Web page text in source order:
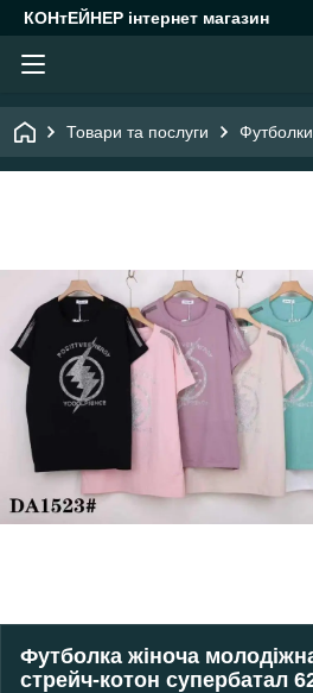
КОНтЕЙНЕР інтернет магазин
Товари та послуги
Футболка жіноча
стрейч-котон супербатал